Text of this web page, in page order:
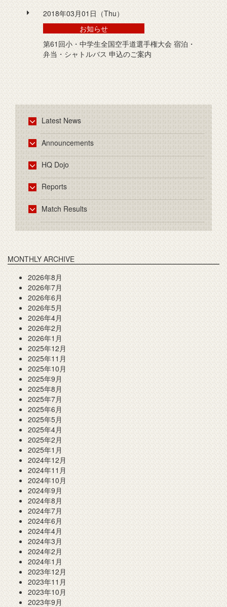
2018年03月01日（Thu）
お知らせ
第61回小・中学生全国空手道選手権大会 宿泊・
弁当・シャトルバス 申込のご案内
Latest News
Announcements
HQ Dojo
Reports
Match Results
MONTHLY ARCHIVE
2026年8月
2026年7月
2026年6月
2026年5月
2026年4月
2026年2月
2026年1月
2025年12月
2025年11月
2025年10月
2025年9月
2025年8月
2025年7月
2025年6月
2025年5月
2025年4月
2025年2月
2025年1月
2024年12月
2024年11月
2024年10月
2024年9月
2024年8月
2024年7月
2024年6月
2024年4月
2024年3月
2024年2月
2024年1月
2023年12月
2023年11月
2023年10月
2023年9月